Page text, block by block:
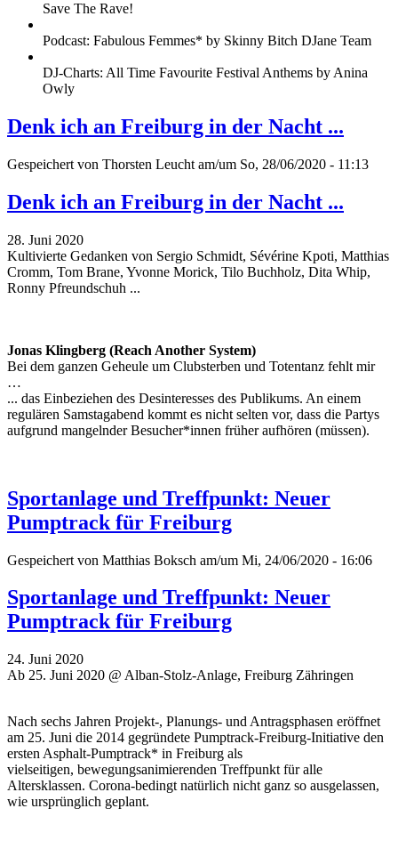
Save The Rave!
Podcast: Fabulous Femmes* by Skinny Bitch DJane Team
DJ-Charts: All Time Favourite Festival Anthems by Anina
Owly
Denk ich an Freiburg in der Nacht ...
Gespeichert von Thorsten Leucht am/um So, 28/06/2020 - 11:13
Denk ich an Freiburg in der Nacht ...
28. Juni 2020
Kultivierte Gedanken von Sergio Schmidt, Sévérine Kpoti, Matthias
Cromm, Tom Brane, Yvonne Morick, Tilo Buchholz, Dita Whip,
Ronny Pfreundschuh ...
Jonas Klingberg (Reach Another System)
Bei dem ganzen Geheule um Clubsterben und Totentanz fehlt mir
…
... das Einbeziehen des Desinteresses des Publikums. An einem
regulären Samstagabend kommt es nicht selten vor, dass die Partys
aufgrund mangelnder Besucher*innen früher aufhören (müssen).
Sportanlage und Treffpunkt: Neuer
Pumptrack für Freiburg
Gespeichert von Matthias Boksch am/um Mi, 24/06/2020 - 16:06
Sportanlage und Treffpunkt: Neuer
Pumptrack für Freiburg
24. Juni 2020
Ab 25. Juni 2020 @ Alban-Stolz-Anlage, Freiburg Zähringen
Nach sechs Jahren Projekt-, Planungs- und Antragsphasen eröffnet
am 25. Juni die 2014 gegründete Pumptrack-Freiburg-Initiative den
ersten Asphalt-Pumptrack* in Freiburg als
vielseitigen, bewegungsanimierenden Treffpunkt für alle
Altersklassen. Corona-bedingt natürlich nicht ganz so ausgelassen,
wie ursprünglich geplant.